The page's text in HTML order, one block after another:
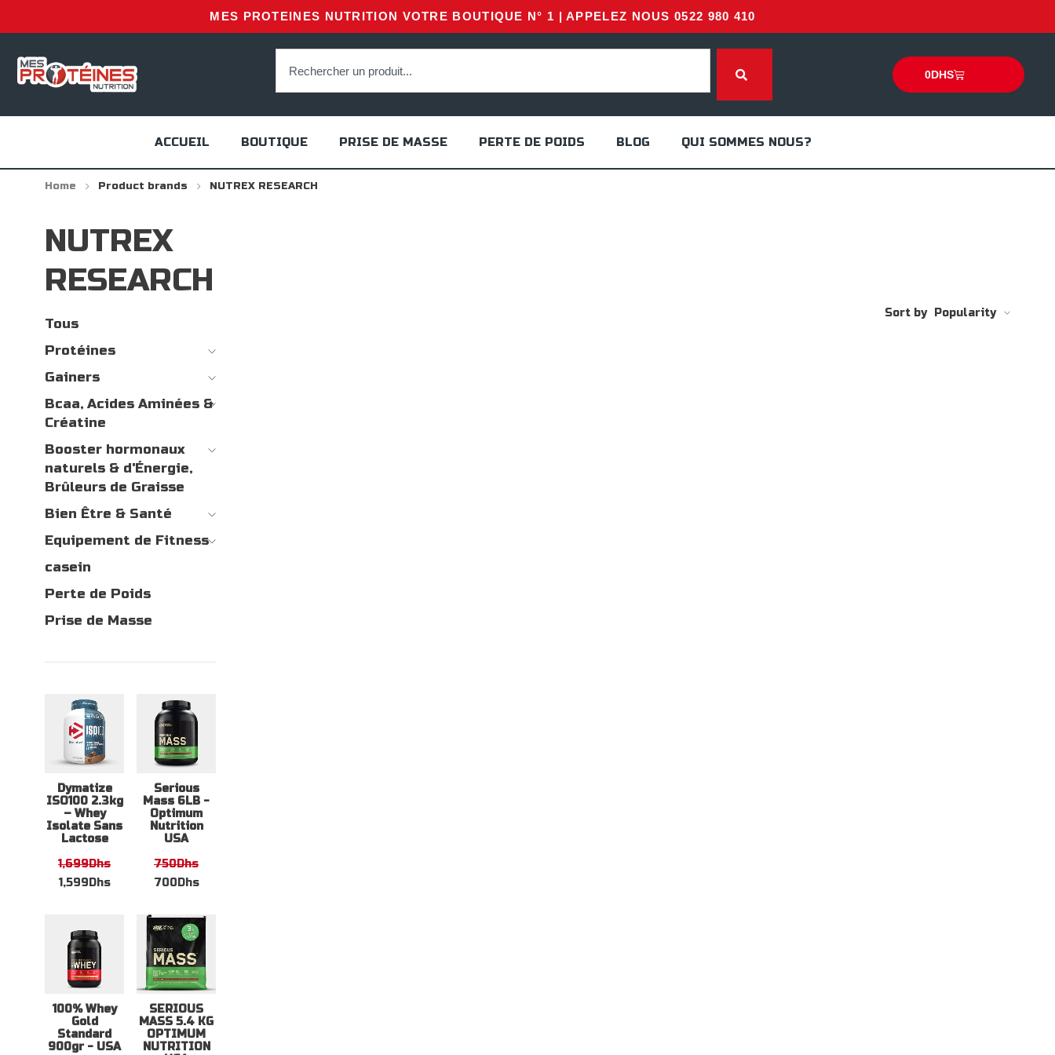
MES PROTEINES NUTRITION VOTRE BOUTIQUE N° 1 | APPELEZ NOUS 0522 980 410
0DHS
ACCUEIL BOUTIQUE PRISE DE MASSE PERTE DE POIDS BLOG QUI SOMMES NOUS?
NUTREX
RESEARCH
Home Product brands NUTREX RESEARCH
Tous
Protéines
Gainers
Bcaa, Acides Aminées &
Créatine
Booster hormonaux
naturels & d'Énergie,
Brûleurs de Graisse
Bien Être & Santé
Equipement de Fitness
casein
Perte de Poids
Prise de Masse
Dymatize
ISO100 2.3kg
– Whey
Isolate Sans
Lactose
1,699Dhs
1,599 Dhs
Serious
Mass 6LB -
Optimum
Nutrition
USA
750Dhs
700 Dhs
100% Whey
Gold
Standard
900gr - USA
SERIOUS
MASS 5.4 KG
OPTIMUM
NUTRITION
Sort by Popularity